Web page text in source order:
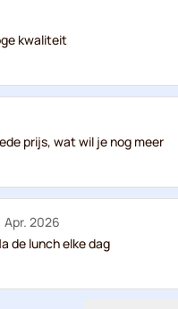
kwaliteit
prijs, wat wil je nog meer
Apr. 2026
de lunch elke dag